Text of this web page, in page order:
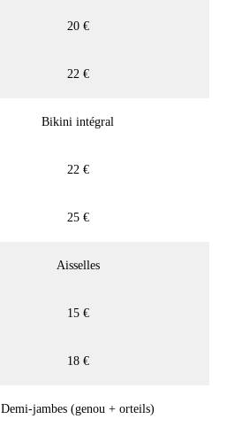
20 €
22 €
Bikini intégral
22 €
25 €
Aisselles
15 €
18 €
Demi-jambes (genou + orteils)